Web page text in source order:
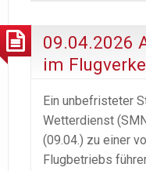
09.04.2026
im
Ein unbefristeter
Wetterdienst
(09.04.) zu einer
Flugbetriebs